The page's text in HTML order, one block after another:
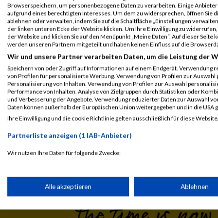
GPos = Geschlechter Position, KPos = Kategorie Position, TPos
Disqualifiziert
Laufsport Anmeldung
Browserspeichern, um personenbezogene Daten zu verarbeiten. Einige
aufgrund eines berechtigten Interesses. Um dem zu widersprechen, öffnen Sie
ablehnen oder verwalten, indem Sie auf die Schaltfläche „Einstellungen
der linken unteren Ecke der Website klicken. Um Ihre Einwilligung zu
der Website und klicken Sie auf den Menüpunkt „Meine Daten“. Auf dieser
werden unseren Partnern mitgeteilt und haben keinen Einfluss auf die
Wir und unsere Partner verarbeiten Daten, um die Leistung der
Speichern von oder Zugriff auf Informationen auf einem Endgerät. Verwendung
von Profilen für personalisierte Werbung. Verwendung von Profilen zur
Personalisierung von Inhalten. Verwendung von Profilen zur Auswahl
Performance von Inhalten. Analyse von Zielgruppen durch Statistiken oder
und Verbesserung der Angebote. Verwendung reduzierter Daten zur Auswahl
Daten können außerhalb der Europäischen Union weitergegeben und in die USA
Ihre Einwilligung und die cookie Richtlinie gelten ausschließlich für diese
Partnerliste anzeigen (1 IAB-Anbieter)
Wir nutzen Ihre Daten für folgende Zwecke:
Speichern von oder Zugriff auf Informationen auf einem
Verwendung reduzierter Daten zur Auswahl von
Alle akzeptieren Ablehnen